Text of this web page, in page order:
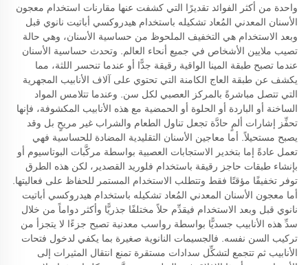
واحدة من أكثر الفوائد تقديرًا التي كشفت عنها مقارنات استخدام معجون
الأسنان المعدني المُعاد تشكيله باستخدام هيدروكسي أباتيت نانوي قبل
وبعد الاستخدام هي التخفيف الملحوظ من حساسية الأسنان، وهي حالة
تصيب ملايين الأشخاص في جميع أنحاء العالم. وتحدث حساسية الأسنان
عندما تصبح طبقة المينا الواقية رقيقة جدًّا أو عندما تنحسر اللثة، مما
يكشف عن طبقة العاج الكامنة التي تحتوي على آلاف الأنابيب المجهرية
التي تتصل مباشرةً بالمركز العصبي لكل سن. وعندما تتلامس المواد
الساخنة أو الباردة أو الحلوة أو الحمضية مع هذه الأنابيب المكشوفة، فإنها
تحفِّز إشارات ألمٍ حادَّة تجعل تناول الطعام والشراب غير مريحٍ بل وقد
يصبح مستحيلاً. أما معاجين الأسنان التقليدية المضادة للحساسية فهي
تعمل عادةً إما بتخدير الاستجابات العصبية بواسطة مركَّبات البوتاسيوم أو
بإنشاء طبقات حاجز رقيقة باستخدام فلوريد القصدير، لكن هذه الطرق
توفر تخفيفًا مؤقتًا فقط وتتطلب الاستخدام المستمر للحفاظ على فعاليتها.
أما معجون الأسنان المعدني المُعاد تشكيله باستخدام هيدروكسي أباتيت
نانوي قبل وبعد الاستخدام فيقدِّم حلاً مختلفًا جذريًّا وأكثر دواماً من خلال
سدِّ هذه الأنابيب جسديًّا بواسطة رواسب معدنية تصبح جزءًا لا يتجزأ من
تركيب السن نفسه. فالجسيمات النانوية صغيرة بما يكفي لدخول فتحات
الأنابيب ثم تتجمع لتشكِّل سدادات مستقرة تمنع انتقال المثيرات إلى